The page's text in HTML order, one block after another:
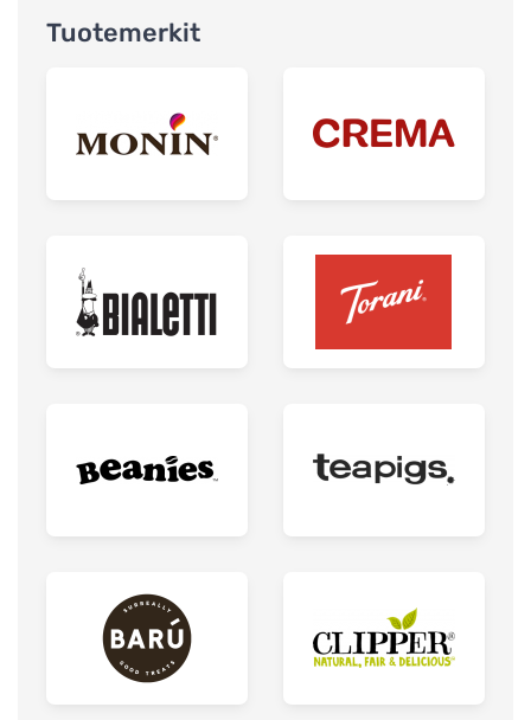
Tuotemerkit